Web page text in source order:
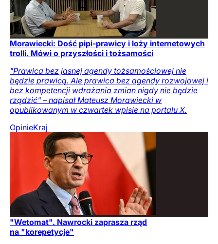
Morawiecki: Dość pipi-prawicy i loży internetowych
trolli. Mówi o przyszłości i tożsamości
"Prawica bez jasnej agendy tożsamościowej nie
będzie prawicą. Ale prawica bez agendy rozwojowej i
bez kompetencji wdrażania zmian nigdy nie będzie
rządzić" – napisał Mateusz Morawiecki w
opublikowanym w czwartek wpisie na portalu X.
OpinieKraj
"Wetomat". Nawrocki zaprasza rząd
na "korepetycje"